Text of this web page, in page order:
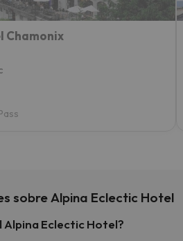
Chamonix
sobre Alpina Eclectic Hotel
Alpina Eclectic Hotel?